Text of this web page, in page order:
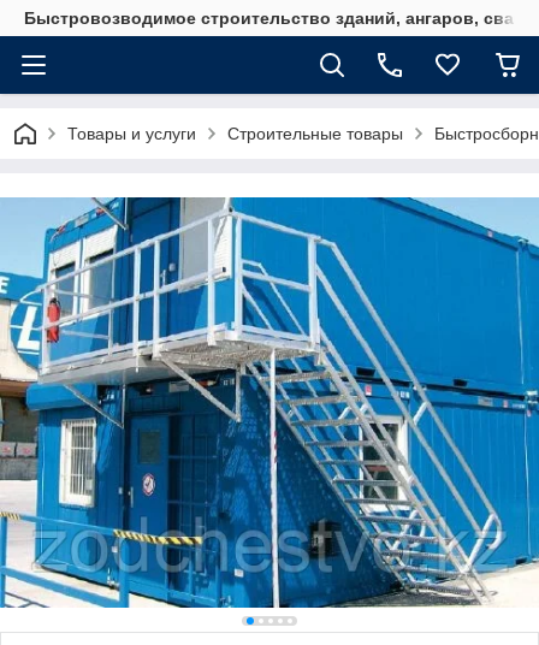
Быстровозводимое строительство зданий, ангаров,
Товары и услуги Строительные товары